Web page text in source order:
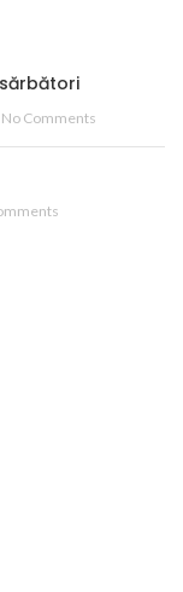
No Comments